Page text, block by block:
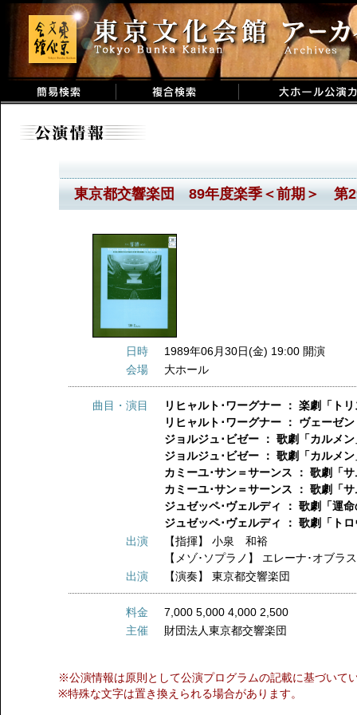
東京都交響楽団 89年度楽季＜前期＞ 第
日時
1989年06月30日(金) 19:00 開演
会場
大ホール
曲目・演目
リヒャルト･ワーグナー ： 楽劇「ト
リヒャルト･ワーグナー ： ヴェーゼ
ジョルジュ･ビゼー ： 歌劇「カルメ
ジョルジュ･ビゼー ： 歌劇「カルメ
カミーユ･サン＝サーンス ： 歌劇「
カミーユ･サン＝サーンス ： 歌劇「
ジュゼッペ･ヴェルディ ： 歌劇「運
ジュゼッペ･ヴェルディ ： 歌劇「ト
出演
【指揮】小泉 和裕
【メゾ･ソプラノ】 エレーナ･オブラ
出演
【演奏】東京都交響楽団
料金
7,000 5,000 4,000 2,500
主催
財団法人東京都交響楽団
※公演情報は原則として公演プログラムの記載に基づいて
※特殊な文字は置き換えられる場合があります。